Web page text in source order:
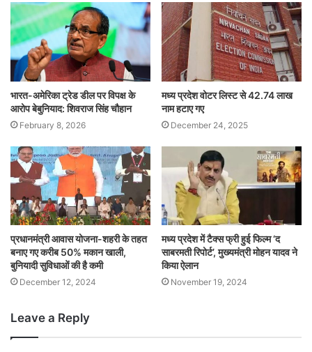
भारत-अमेरिका ट्रेड डील पर विपक्ष के
आरोप बेबुनियाद: शिवराज सिंह चौहान
February 8, 2026
मध्य प्रदेश वोटर लिस्ट से 42.74 लाख
नाम हटाए गए
December 24, 2025
प्रधानमंत्री आवास योजना-शहरी के तहत
बनाए गए करीब 50% मकान खाली,
बुनियादी सुविधाओं की है कमी
December 12, 2024
मध्य प्रदेश में टैक्स फ्री हुई फिल्म ‘द
साबरमती रिपोर्ट’, मुख्यमंत्री मोहन यादव ने
किया ऐलान
November 19, 2024
Leave a Reply